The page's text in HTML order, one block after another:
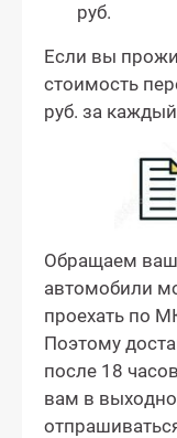
руб.
Если вы
стоимость
руб. за
Обращаем
автомобили
проехать по
Поэтому
после 18
вам в